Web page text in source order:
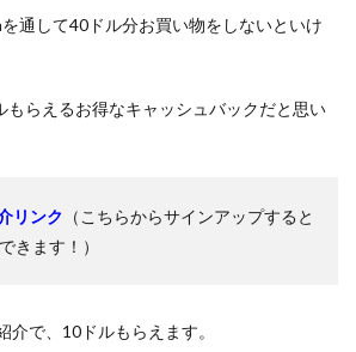
通して40ドル分お買い物をしないといけ
もらえるお得なキャッシュバックだと思い
リンク
（こちらからサインアップすると
きます！）
介で、10ドルもらえます。